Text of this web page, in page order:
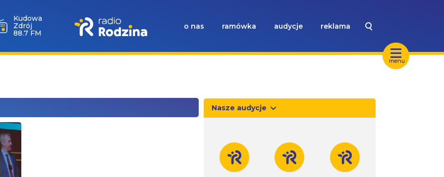
menu
Kudowa
Zdrój
88.7 FM
o nas ramówka audycje reklama
Nasze audycje